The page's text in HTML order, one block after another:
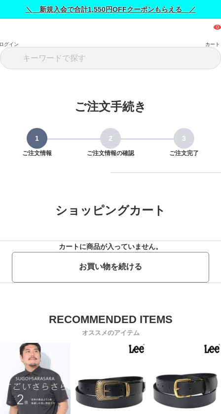
＼ 新規入会で合計1,550円OFFクーポンもらえる ／
グイン カート
ご注文手続き
ご注文情報 ご注文情報の確認 ご注文完了
ショッピングカート
カートに商品が入っていません。
お買い物を続ける
オススメのアイテム